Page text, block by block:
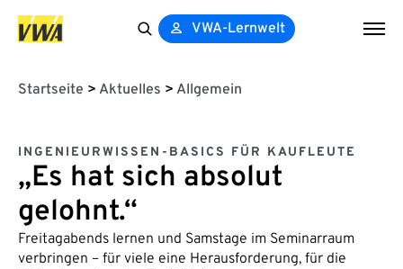
VWA-Lernwelt
Startseite > Aktuelles > Allgemein
INGENIEURWISSEN-BASICS FÜR KAUFLEUTE
„Es hat sich absolut
gelohnt.“
Freitagabends lernen und Samstage im Seminarraum
verbringen – für viele eine Herausforderung, für die